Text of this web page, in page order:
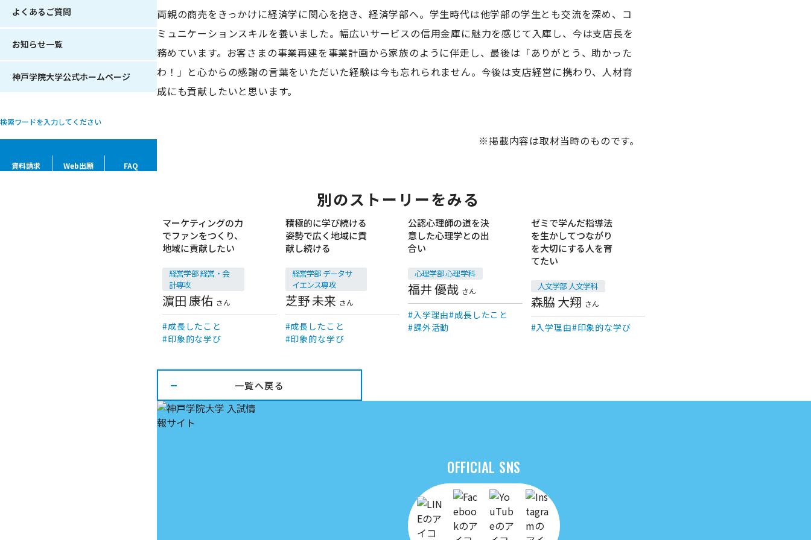
よくあるご質問
お知らせ一覧
神戸学院大学公式ホームページ
資料請求 Web出願 FAQ
両親の商売をきっかけに経済学に関心を抱き、経済学部へ。学生時代は他学部の学生とも交流を深め、コ
ミュニケーションスキルを養いました。幅広いサービスの信用金庫に魅力を感じて入庫し、今は支店長を
務めています。お客さまの事業再建を事業計画から家族のように伴走し、最後は「ありがとう、助かった
わ！」と心からの感謝の言葉をいただいた経験は今も忘れられません。今後は支店経営に携わり、人材育
成にも貢献したいと思います。
※掲載内容は取材当時のものです。
別のストーリーをみる
卒業生
マーケティングの力
でファンをつくり、
地域に貢献したい
経営学部 経営・会
計専攻
濵田 康佑 さん
成長したこと
印象的な学び
卒業生
積極的に学び続ける
姿勢で広く地域に貢
献し続ける
経営学部 データサ
イエンス専攻
芝野 未来 さん
成長したこと
印象的な学び
卒業生
公認心理師の道を決
意した心理学との出
合い
心理学部 心理学科
福井 優哉 さん
入学理由 成長したこと
課外活動
卒業生
ゼミで学んだ指導法
を生かしてつながり
を大切にする人を育
てたい
人文学部 人文学科
森脇 大翔 さん
入学理由 印象的な学び
一覧へ戻る
OFFICIAL SNS